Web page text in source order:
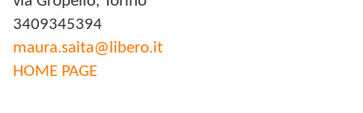
3409345394
maura.saita@libero.it
HOME PAGE